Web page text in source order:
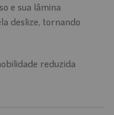
e sua lâmina
deslize, tornando
reduzida